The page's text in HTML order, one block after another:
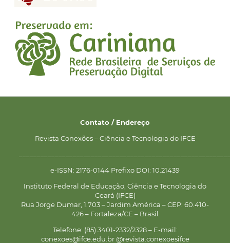
Contato / Endereço
Revista Conexões – Ciência e Tecnologia do IFCE
e-ISSN: 2176-0144 Prefixo DOI: 10.21439
Instituto Federal de Educação, Ciência e Tecnologia do
Ceará (IFCE)
Rua Jorge Dumar, 1.703 – Jardim América – CEP: 60.410-
426 – Fortaleza/CE – Brasil
Telefone: (85) 3401-2332/2328 – E-mail:
conexoes@ifce.edu.br @revista.conexoesifce